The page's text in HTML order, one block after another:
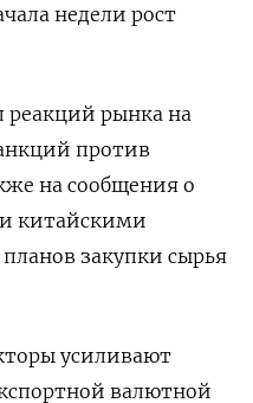
недели рост
реакций рынка на
против
на сообщения о
китайскими
закупки сырья
усиливают
валютной